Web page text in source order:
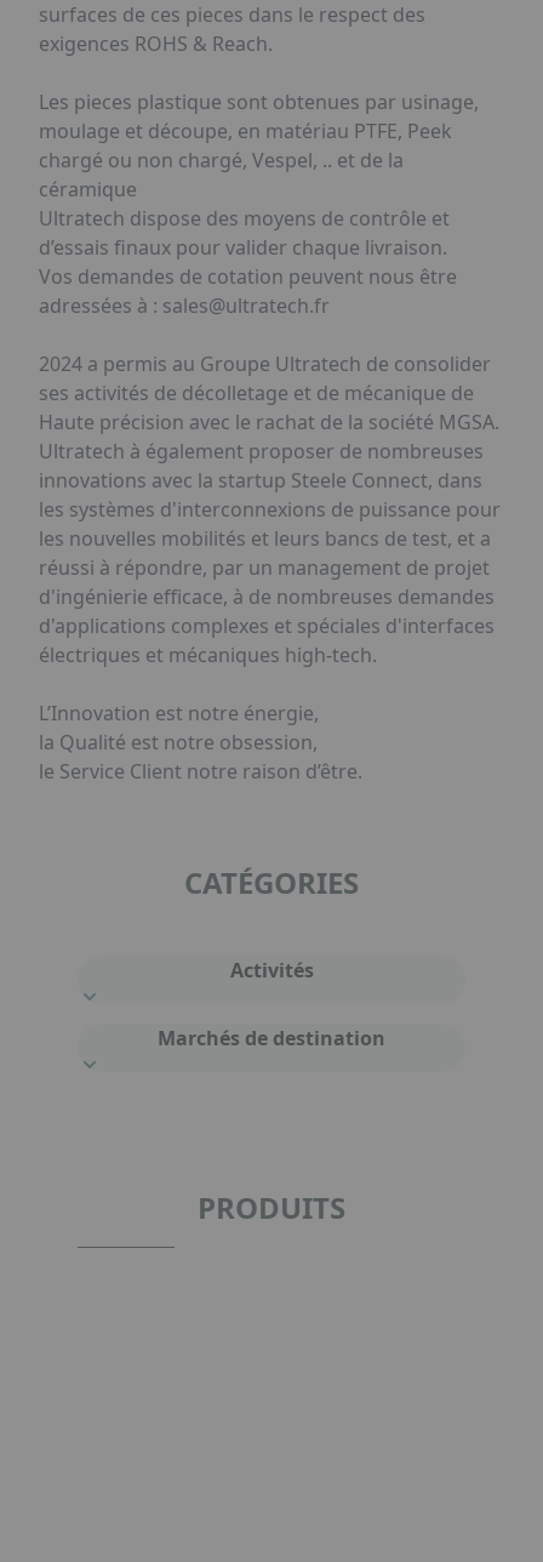
surfaces de ces pieces dans le respect des
exigences ROHS & Reach.
Les pieces plastique sont obtenues par usinage,
moulage et découpe, en matériau PTFE, Peek
chargé ou non chargé, Vespel, .. et de la
céramique
Ultratech dispose des moyens de contrôle et
d’essais finaux pour valider chaque livraison.
Vos demandes de cotation peuvent nous être
adressées à : sales@ultratech.fr
2024 a permis au Groupe Ultratech de consolider
ses activités de décolletage et de mécanique de
Haute précision avec le rachat de la société MGSA.
Ultratech à également proposer de nombreuses
innovations avec la startup Steele Connect, dans
les systèmes d'interconnexions de puissance pour
les nouvelles mobilités et leurs bancs de test, et a
réussi à répondre, par un management de projet
d'ingénierie efficace, à de nombreuses demandes
d'applications complexes et spéciales d'interfaces
électriques et mécaniques high-tech.
L’Innovation est notre énergie,
la Qualité est notre obsession,
le Service Client notre raison d’être.
CATÉGORIES
Activités
Marchés de destination
PRODUITS